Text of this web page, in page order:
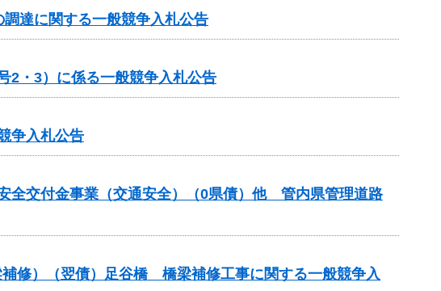
達に関する一般競争入札公告
2・3）に係る一般競争入札公告
争入札公告
全交付金事業（交通安全）（0県債）他 管内県管理道路
修）（翌債）足谷橋 橋梁補修工事に関する一般競争入